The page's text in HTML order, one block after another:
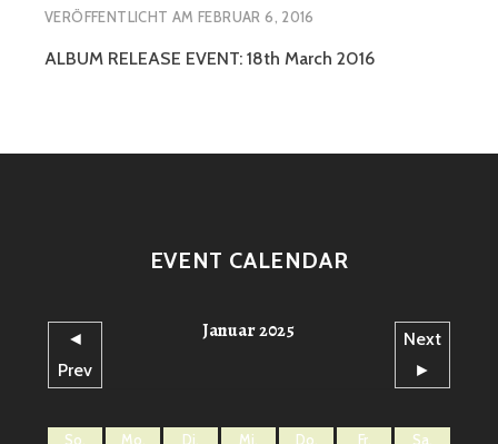
VERÖFFENTLICHT AMFEBRUAR 6, 2016
ALBUM RELEASE EVENT: 18th March 2016
EVENT CALENDAR
◄
Prev
Januar 2025
Next
►
So. Mo. Di. Mi. Do. Fr. Sa.